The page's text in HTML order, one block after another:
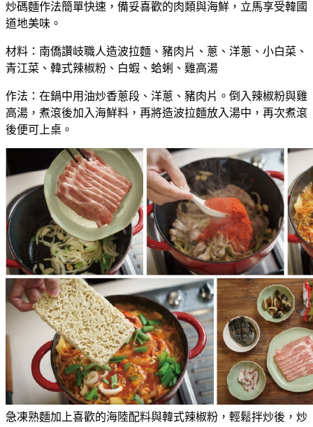
炒碼麵作法簡單快速，備妥喜歡的肉類與海鮮，立馬享受韓國
道地美味。
材料：南僑讚岐職人造波拉麵、豬肉片、蔥、洋蔥、小白菜、
青江菜、韓式辣椒粉、白蝦、蛤蜊、雞高湯
作法：在鍋中用油炒香蔥段、洋蔥、豬肉片。倒入辣椒粉與雞
高湯，煮滾後加入海鮮料，再將造波拉麵放入湯中，再次煮滾
後便可上桌。
急凍熟麵加上喜歡的海陸配料與韓式辣椒粉，輕鬆拌炒後，炒